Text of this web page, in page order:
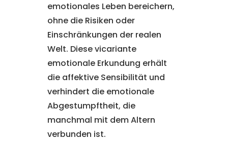
emotionales Leben bereichern,
ohne die Risiken oder
Einschränkungen der realen
Welt. Diese vicariante
emotionale Erkundung erhält
die affektive Sensibilität und
verhindert die emotionale
Abgestumpftheit, die
manchmal mit dem Altern
verbunden ist.